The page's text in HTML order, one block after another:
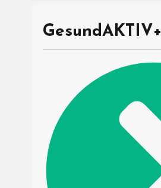
GesundAKTIV+